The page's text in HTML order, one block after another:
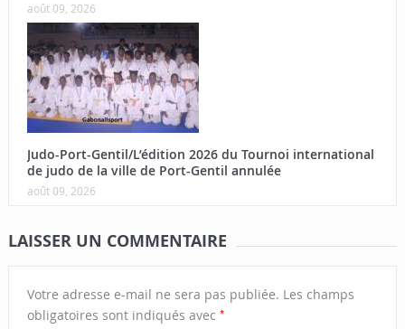
août 09, 2026
Judo-Port-Gentil/L’édition 2026 du Tournoi international
de judo de la ville de Port-Gentil annulée
août 09, 2026
LAISSER UN COMMENTAIRE
Votre adresse e-mail ne sera pas publiée. Les champs
obligatoires sont indiqués avec *